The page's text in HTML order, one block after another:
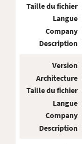
Taille du fichier
Langue
Company
Description
Version
Architecture
Taille du fichier
Langue
Company
Description